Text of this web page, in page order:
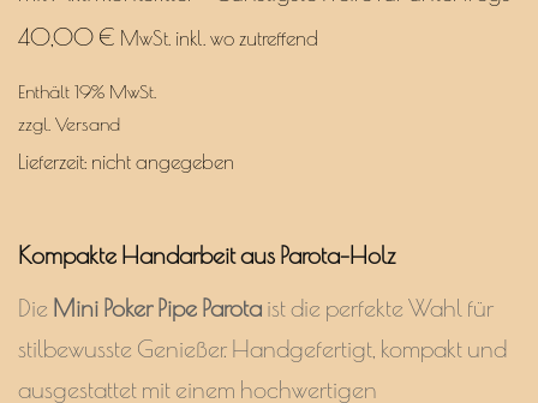
40,00 € MwSt. inkl. wo zutreffend
Enthält 19% MwSt.
zzgl. Versand
Lieferzeit: nicht angegeben
Kompakte Handarbeit aus Parota-Holz
Die Mini Poker Pipe Parota ist die perfekte Wahl für
stilbewusste Genießer. Handgefertigt, kompakt und
ausgestattet mit einem hochwertigen